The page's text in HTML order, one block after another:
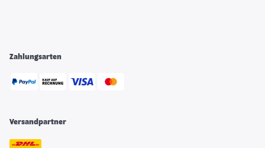
Zahlungsarten
Versandpartner